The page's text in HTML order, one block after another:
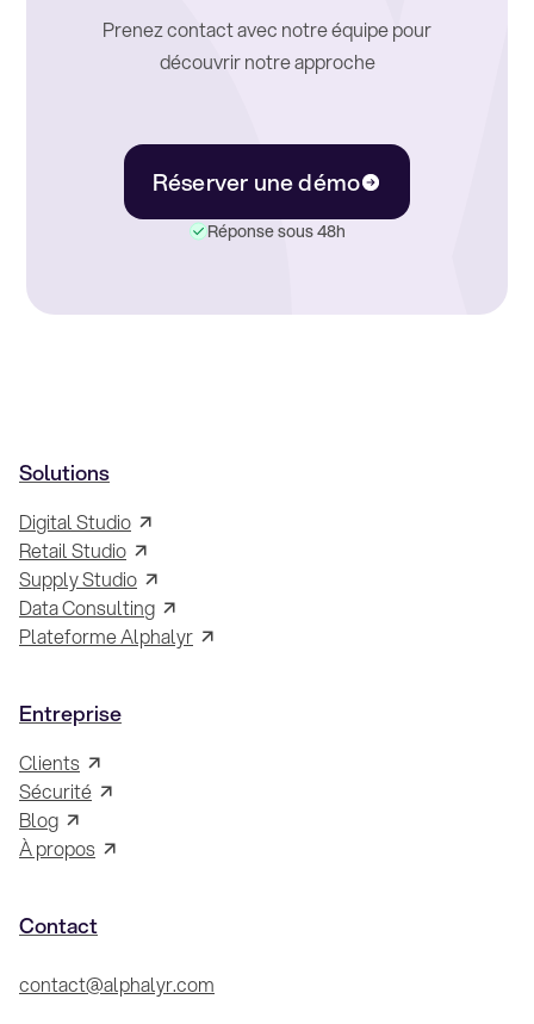
Prenez contact avec notre équipe pour
découvrir notre approche
Réserver une démo
Réponse sous 48h
Solutions
Digital Studio
Retail Studio
Supply Studio
Data Consulting
Plateforme Alphalyr
Entreprise
Clients
Sécurité
Blog
À propos
Contact
contact@alphalyr.com